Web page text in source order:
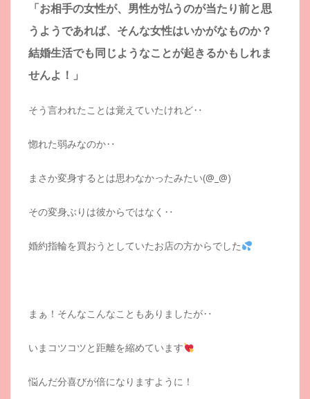
「お相手の女性が、男性が払うのが当たり前と思
うようであれば、そんな女性はいかがなものか？
結婚生活でも同じようなことが起きるかもしれま
せんよ！」
そう言われたことは覚えていたけれど‥
惚れた弱みなのか‥
まさか変身するとは思わなかったみたい(@_@)
その変身ぶりは彼からではなく‥
婚約指輪を買おうとしていたお店の方からでした
まぁ！そんなこんなこともありましたが‥
いまコツコツと距離を縮めています
悩んだ分喜びが倍になりますように！